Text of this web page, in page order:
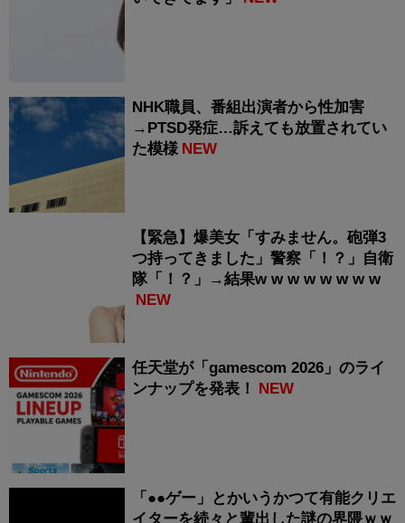
NHK職員、番組出演者から性加害
→PTSD発症…訴えても放置されてい
た模様 NEW
【緊急】爆美女「すみません。砲弾3
つ持ってきました」警察「！？」自衛
隊「！？」→結果w w w w w w w w
NEW
任天堂が「gamescom 2026」のライ
ンナップを発表！
NEW
「●●ゲー」とかいうかつて有能クリエ
イターを続々と輩出した謎の界隈ｗｗ